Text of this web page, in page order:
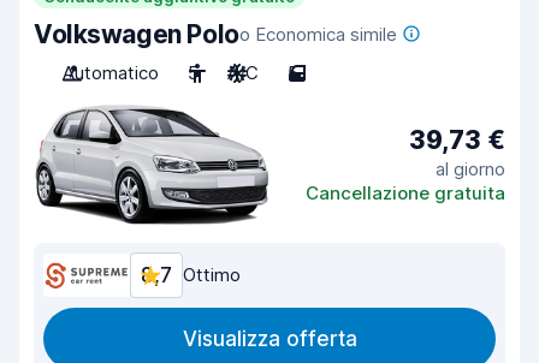
Volkswagen Poloo Economica simile
Automatico
5 A/C 5
39,73 €
al giorno
Cancellazione gratuita
8,7 Ottimo
Visualizza offerta